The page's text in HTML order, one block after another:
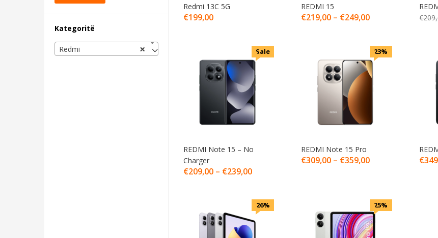
Kategoritë
×
Redmi
Redmi 13C 5G
€199,00
REDMI 15
€219,00 – €249,00
€
Sale
REDMI Note 15 – No
Charger
€209,00– €239,00
23%
REDMI Note 15 Pro
€309,00 – €359,00 €
26% 25%